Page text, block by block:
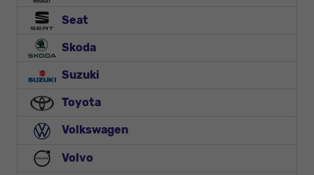
Seat
Skoda
Suzuki
Toyota
Volkswagen
Volvo